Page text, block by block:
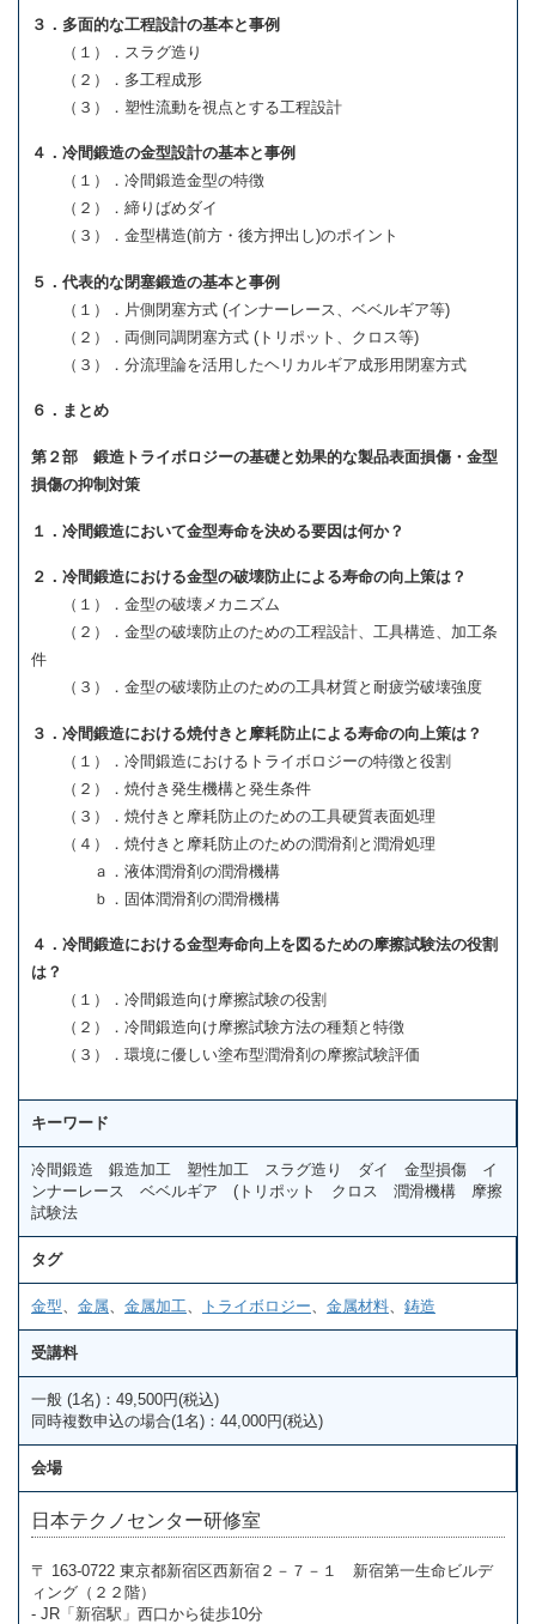
３．多面的な工程設計の基本と事例
（１）．スラグ造り
（２）．多工程成形
（３）．塑性流動を視点とする工程設計
４．冷間鍛造の金型設計の基本と事例
（１）．冷間鍛造金型の特徴
（２）．締りばめダイ
（３）．金型構造(前方・後方押出し)のポイント
５．代表的な閉塞鍛造の基本と事例
（１）．片側閉塞方式 (インナーレース、ベベルギア等)
（２）．両側同調閉塞方式 (トリポット、クロス等)
（３）．分流理論を活用したヘリカルギア成形用閉塞方式
６．まとめ
第２部 鍛造トライボロジーの基礎と効果的な製品表面損傷・金型
損傷の抑制対策
１．冷間鍛造において金型寿命を決める要因は何か？
２．冷間鍛造における金型の破壊防止による寿命の向上策は？
（１）．金型の破壊メカニズム
（２）．金型の破壊防止のための工程設計、工具構造、加工条
件
（３）．金型の破壊防止のための工具材質と耐疲労破壊強度
３．冷間鍛造における焼付きと摩耗防止による寿命の向上策は？
（１）．冷間鍛造におけるトライボロジーの特徴と役割
（２）．焼付き発生機構と発生条件
（３）．焼付きと摩耗防止のための工具硬質表面処理
（４）．焼付きと摩耗防止のための潤滑剤と潤滑処理
ａ．液体潤滑剤の潤滑機構
ｂ．固体潤滑剤の潤滑機構
４．冷間鍛造における金型寿命向上を図るための摩擦試験法の役割
は？
（１）．冷間鍛造向け摩擦試験の役割
（２）．冷間鍛造向け摩擦試験方法の種類と特徴
（３）．環境に優しい塗布型潤滑剤の摩擦試験評価
キーワード
冷間鍛造 鍛造加工 塑性加工 スラグ造り ダイ 金型損傷 イ
ンナーレース ベベルギア (トリポット クロス 潤滑機構 摩擦
試験法
タグ
金型 金属 金属加工 トライボロジー 金属材料 鋳造
受講料
一般 (1名)：49,500円(税込)
同時複数申込の場合(1名)：44,000円(税込)
会場
日本テクノセンター研修室
〒 163-0722 東京都新宿区西新宿２－７－１ 新宿第一生命ビルデ
ィング（２２階）
- JR「新宿駅」西口から徒歩10分